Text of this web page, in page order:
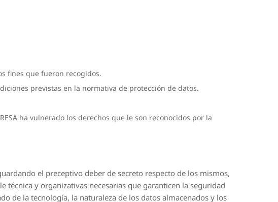
fines que fueron recogidos.
previstas en la normativa de protección de datos.
ha vulnerado los derechos que le son reconocidos por la
el preceptivo deber de secreto respecto de los mismos,
y organizativas necesarias que garanticen la seguridad
de la tecnología, la naturaleza de los datos almacenados y los